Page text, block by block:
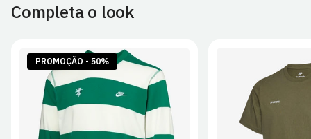
Artigos personalizados não podem ser devolvidos.
de EnvioeDevoluções
Completa o look
PROMOÇÃO - 50%